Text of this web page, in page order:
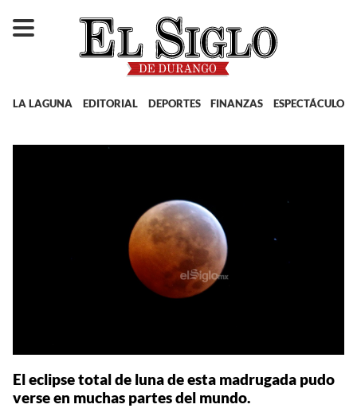
LA LAGUNA EDITORIAL DEPORTES FINANZAS ESPECTÁCULOS
El eclipse total de luna de esta madrugada pudo
verse en muchas partes del mundo.